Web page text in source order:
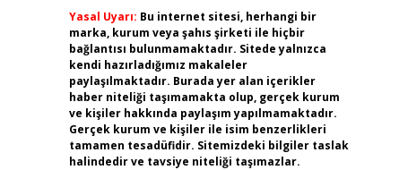
Yasal Uyarı: Bu internet sitesi, herhangi bir
marka, kurum veya şahıs şirketi ile hiçbir
bağlantısı bulunmamaktadır. Sitede yalnızca
kendi hazırladığımız makaleler
paylaşılmaktadır. Burada yer alan içerikler
haber niteliği taşımamakta olup, gerçek kurum
ve kişiler hakkında paylaşım yapılmamaktadır.
Gerçek kurum ve kişiler ile isim benzerlikleri
tamamen tesadüfidir. Sitemizdeki bilgiler taslak
halindedir ve tavsiye niteliği taşımazlar.